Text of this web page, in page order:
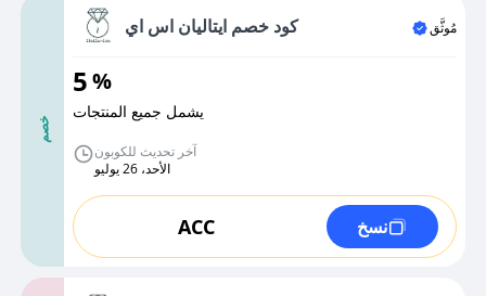
خصم
كود خصم ايتاليان اس اي مُوثَّق
5%
يشمل جميع المنتجات
آخر تحديث للكوبون
الأحد، 26 يوليو
ACC نسخ